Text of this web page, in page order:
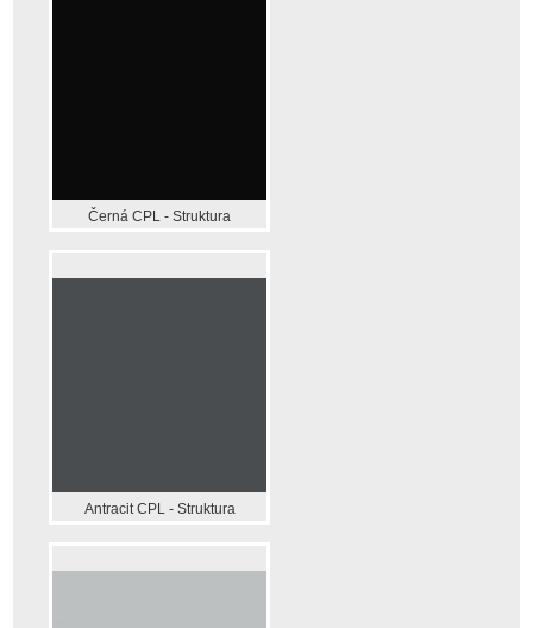
Černá CPL - Struktura
Antracit CPL - Struktura